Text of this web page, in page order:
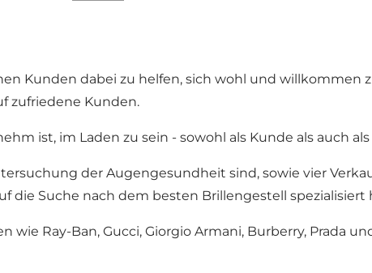
Kunden dabei zu helfen, sich wohl und willkommen
zufriedene Kunden.
ist, im Laden zu sein - sowohl als Kunde als auch
der Augengesundheit sind, sowie vier
die Suche nach dem besten Brillengestell spezialisiert
Ray-Ban, Gucci, Giorgio Armani, Burberry, Prada